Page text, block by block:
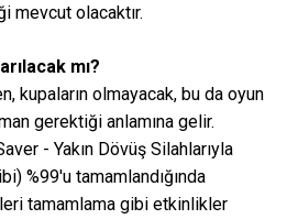
mevcut olacaktır.
mı?
kupaların olmayacak, bu da oyun
gerektiği anlamına gelir.
- Yakın Dövüş Silahlarıyla
%99'u tamamlandığında
tamamlama gibi etkinlikler